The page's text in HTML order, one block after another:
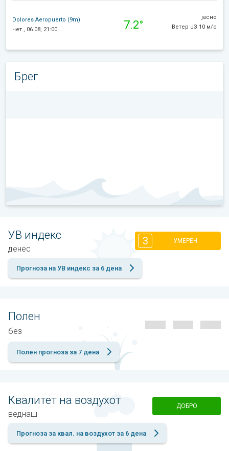
Dolores Aeropuerto (9m)
чет., 06.08, 21:00
7.2°
јасно
Ветер ЈЗ 10 м/с
Брег
УВ индекс
денес
3 УМЕРЕН
Прогноза на УВ индекс за 6 дена
Полен
без
Полен прогноза за 7 дена
Квалитет на воздухот
веднаш
ДОБРО
Прогноза за квал. на воздухот за 6 дена